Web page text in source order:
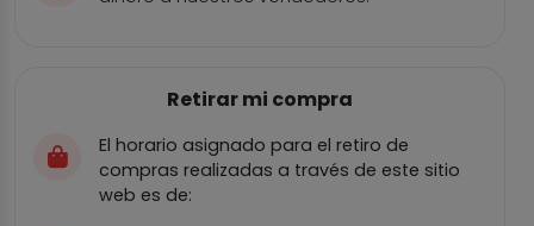
Retirar mi compra
El horario asignado para el retiro de
compras realizadas a través de este sitio
web es de: